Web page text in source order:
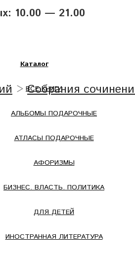
10.00 — 21.00
Каталог
ВСЕ КНИГИ
АЛЬБОМЫ ПОДАРОЧНЫЕ
АТЛАСЫ ПОДАРОЧНЫЕ
АФОРИЗМЫ
БИЗНЕС. ВЛАСТЬ. ПОЛИТИКА
ДЛЯ ДЕТЕЙ
ИНОСТРАННАЯ ЛИТЕРАТУРА
>Собрания